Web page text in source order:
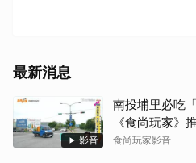
最新消息
影音
南投埔里必吃
《食尚玩家》
食尚玩家影音